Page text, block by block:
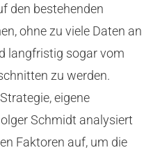
den bestehenden
ohne zu viele Daten an
langfristig sogar vom
zu werden.
eigene
Schmidt analysiert
Faktoren auf, um die